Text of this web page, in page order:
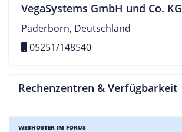
VegaSystems GmbH und Co. KG
Paderborn, Deutschland
05251/148540
Rechenzentren & Verfügbarkeit
WEBHOSTER IM FOKUS